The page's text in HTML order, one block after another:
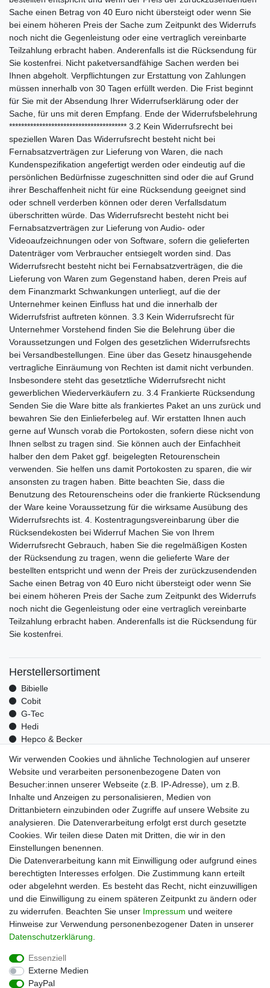
Sache einen Betrag von 40 Euro nicht übersteigt oder wenn Sie
bei einem höheren Preis der Sache zum Zeitpunkt des Widerrufs
noch nicht die Gegenleistung oder eine vertraglich vereinbarte
Teilzahlung erbracht haben. Anderenfalls ist die Rücksendung für
Sie kostenfrei. Nicht paketversandfähige Sachen werden bei
Ihnen abgeholt. Verpflichtungen zur Erstattung von Zahlungen
müssen innerhalb von 30 Tagen erfüllt werden. Die Frist beginnt
für Sie mit der Absendung Ihrer Widerrufserklärung oder der
Sache, für uns mit deren Empfang. Ende der Widerrufsbelehrung
*************************************** 3.2 Kein Widerrufsrecht bei
speziellen Waren Das Widerrufsrecht besteht nicht bei
Fernabsatzverträgen zur Lieferung von Waren, die nach
Kundenspezifikation angefertigt werden oder eindeutig auf die
persönlichen Bedürfnisse zugeschnitten sind oder die auf Grund
ihrer Beschaffenheit nicht für eine Rücksendung geeignet sind
oder schnell verderben können oder deren Verfallsdatum
überschritten würde. Das Widerrufsrecht besteht nicht bei
Fernabsatzverträgen zur Lieferung von Audio- oder
Videoaufzeichnungen oder von Software, sofern die gelieferten
Datenträger vom Verbraucher entsiegelt worden sind. Das
Widerrufsrecht besteht nicht bei Fernabsatzverträgen, die die
Lieferung von Waren zum Gegenstand haben, deren Preis auf
dem Finanzmarkt Schwankungen unterliegt, auf die der
Unternehmer keinen Einfluss hat und die innerhalb der
Widerrufsfrist auftreten können. 3.3 Kein Widerrufsrecht für
Unternehmer Vorstehend finden Sie die Belehrung über die
Voraussetzungen und Folgen des gesetzlichen Widerrufsrechts
bei Versandbestellungen. Eine über das Gesetz hinausgehende
vertragliche Einräumung von Rechten ist damit nicht verbunden.
Insbesondere steht das gesetztliche Widerrufsrecht nicht
gewerblichen Wiederverkäufern zu. 3.4 Frankierte Rücksendung
Senden Sie die Ware bitte als frankiertes Paket an uns zurück und
bewahren Sie den Einlieferbeleg auf. Wir erstatten Ihnen auch
gerne auf Wunsch vorab die Portokosten, sofern diese nicht von
Ihnen selbst zu tragen sind. Sie können auch der Einfachheit
halber den dem Paket ggf. beigelegten Retourenschein
verwenden. Sie helfen uns damit Portokosten zu sparen, die wir
ansonsten zu tragen haben. Bitte beachten Sie, dass die
Benutzung des Retourenscheins oder die frankierte Rücksendung
der Ware keine Voraussetzung für die wirksame Ausübung des
Widerrufsrechts ist. 4. Kostentragungsvereinbarung über die
Rücksendekosten bei Widerruf Machen Sie von Ihrem
Widerrufsrecht Gebrauch, haben Sie die regelmäßigen Kosten
der Rücksendung zu tragen, wenn die gelieferte Ware der
bestellten entspricht und wenn der Preis der zurückzusendenden
Sache einen Betrag von 40 Euro nicht übersteigt oder wenn Sie
bei einem höheren Preis der Sache zum Zeitpunkt des Widerrufs
noch nicht die Gegenleistung oder eine vertraglich vereinbarte
Teilzahlung erbracht haben. Anderenfalls ist die Rücksendung für
Sie kostenfrei.
Herstellersortiment
Bibielle
Cobit
G-Tec
Hedi
Hepco & Becker
Optrel
Pressol
Telwin
Mehr über uns
Zahlungsarten
Versand
Kontakt
Unsere Kaufabwicklung ist durch SSL gesichert
Wir verwenden Cookies und ähnliche Technologien auf unserer
Website und verarbeiten personenbezogene Daten von
Besucher:innen unserer Webseite (z.B. IP-Adresse), um z.B.
Inhalte und Anzeigen zu personalisieren, Medien von
Drittanbietern einzubinden oder Zugriffe auf unsere Website zu
analysieren. Die Datenverarbeitung erfolgt erst durch gesetzte
Cookies. Wir teilen diese Daten mit Dritten, die wir in den
Einstellungen benennen.
Die Datenverarbeitung kann mit Einwilligung oder aufgrund eines
berechtigten Interesses erfolgen. Die Zustimmung kann erteilt
oder abgelehnt werden. Es besteht das Recht, nicht einzuwilligen
und die Einwilligung zu einem späteren Zeitpunkt zu ändern oder
zu widerrufen. Beachten Sie unser Impressum und weitere
Hinweise zur Verwendung personenbezogener Daten in unserer
Daten­schutz­erklärung
Essenziell
Externe Medien
PayPal